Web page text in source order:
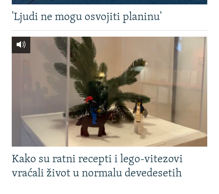
'Ljudi ne mogu osvojiti planinu'
Kako su ratni recepti i lego-vitezovi
vraćali život u normalu devedesetih